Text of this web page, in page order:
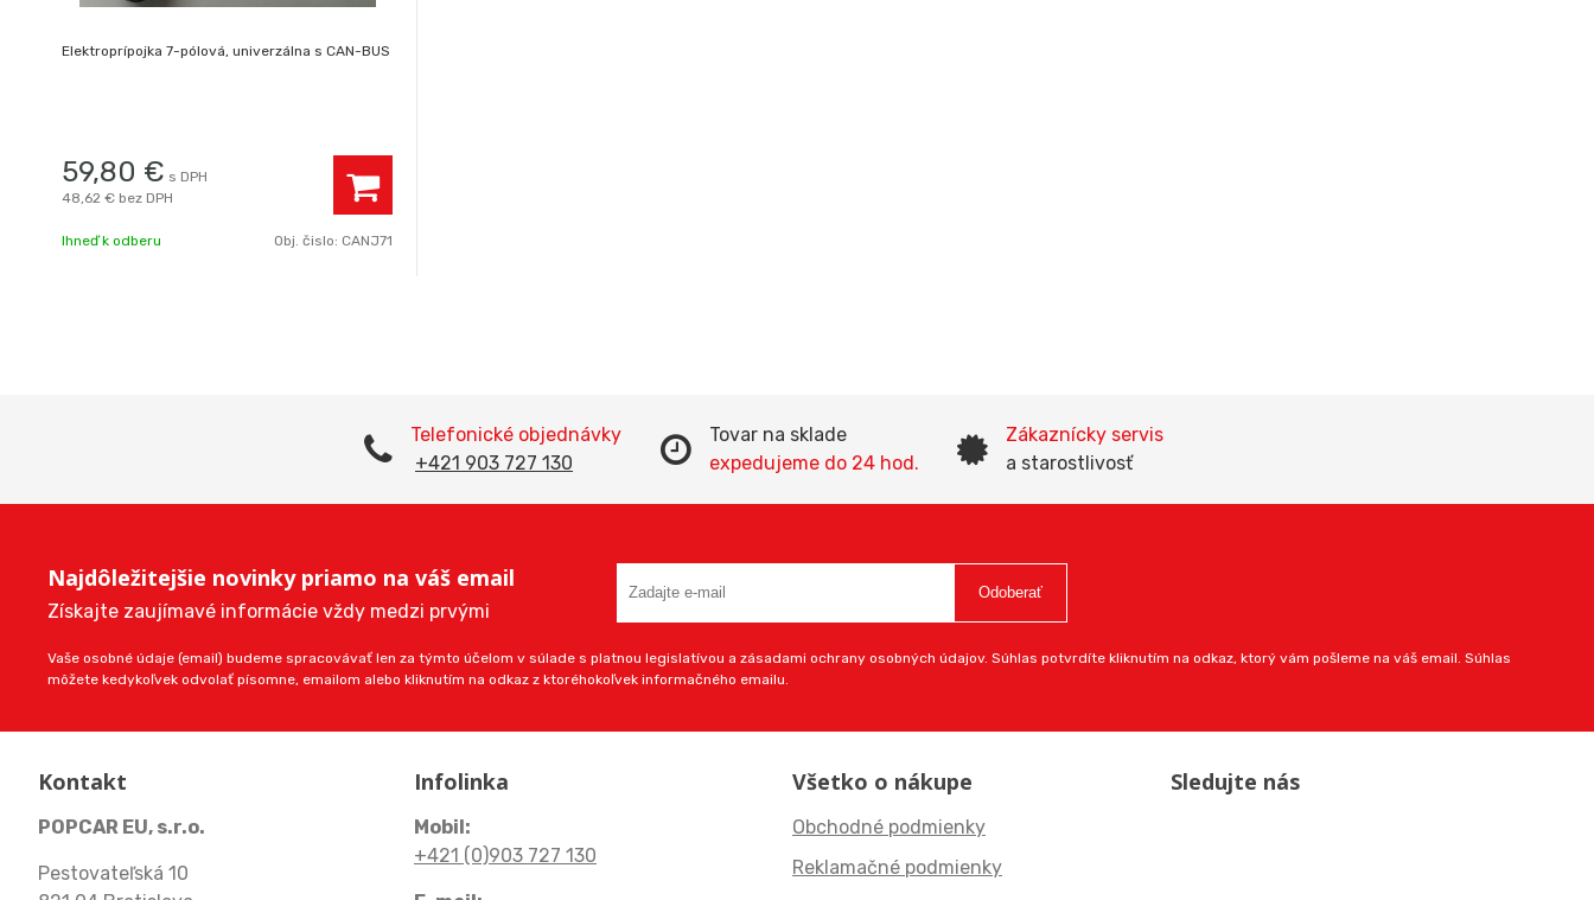
Elektroprípojka 7-pólová, univerzálna s CAN-BUS
59,80 € s DPH
48,62 € bez DPH
Ihneď k odberu Obj. čislo: CANJ71
Telefonické objednávky
+421 903 727 130
Tovar na sklade
expedujeme do 24 hod.
Zákaznícky servis
a starostlivosť
Najdôležitejšie novinky priamo na váš email
Získajte zaujímavé informácie vždy medzi prvými
Odoberať
Vaše osobné údaje (email) budeme spracovávať len za týmto účelom v súlade s platnou legislatívou a zásadami ochrany osobných údajov. Súhlas potvrdíte kliknutím na odkaz, ktorý vám pošleme na váš email. Súhlas
môžete kedykoľvek odvolať písomne, emailom alebo kliknutím na odkaz z ktoréhokoľvek informačného emailu.
Kontakt
POPCAR EU, s.r.o.
Pestovateľská 10
Infolinka
Mobil:
+421 (0)903 727 130
Všetko o nákupe
Obchodné podmienky
Reklamačné podmienky
Sledujte nás